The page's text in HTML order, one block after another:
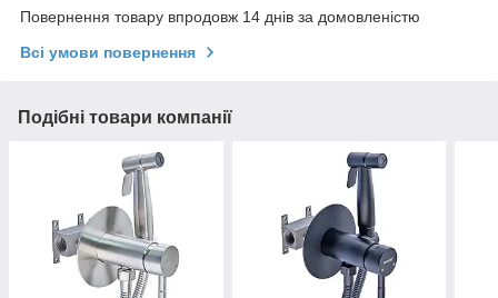
Повернення товару впродовж 14 днів за домовленістю
Всі умови повернення
Подібні товари компанії